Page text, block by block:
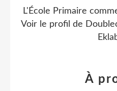
L'École Primaire
Voir le profil de
À